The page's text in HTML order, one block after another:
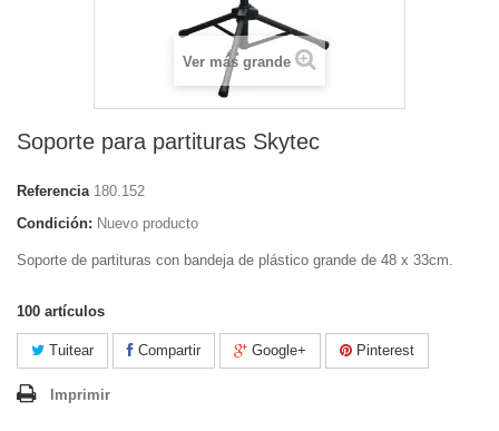
Ver más grande
Soporte para partituras Skytec
Referencia 180.152
Condición: Nuevo producto
Soporte de partituras con bandeja de plástico grande de 48 x 33cm.
100 artículos
Tuitear Compartir Google+ Pinterest
Imprimir